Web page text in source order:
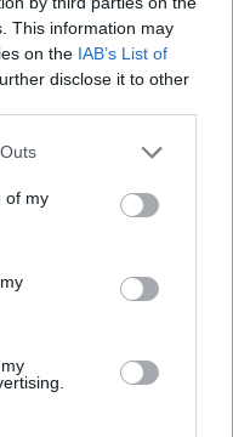
This information may
on the IAB’s List of
disclose it to other
one or more Google
You may click to
its third-party tags to
in below Google
of my